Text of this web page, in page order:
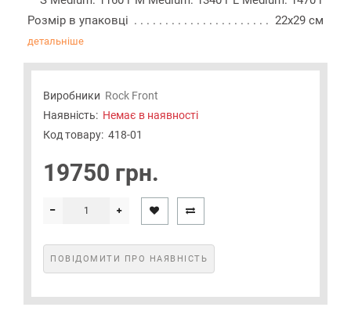
Розмір в упаковці
22х29 см
детальніше
Виробники Rock Front
Наявність: Немає в наявності
Код товару: 418-01
19750 грн.
ПОВІДОМИТИ ПРО НАЯВНІСТЬ